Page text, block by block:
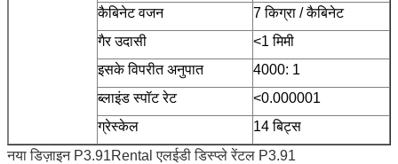
कैबिनेट वजन
7 किग्रा / कैबिनेट
गैर उदासी
<1 मिमी
इसके विपरीत अनुपात
4000: 1
ब्लाइंड स्पॉट रेट
<0.000001
ग्रेस्केल
14 बिट्स
नया डिज़ाइन P3.91Rental एलईडी डिस्प्ले रेंटल P3.91